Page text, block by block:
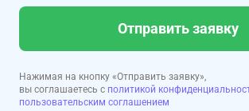
Отправить заявку
Нажимая на кнопку «Отправить заявку»,
вы соглашаетесь с политикой
пользовательским соглашением